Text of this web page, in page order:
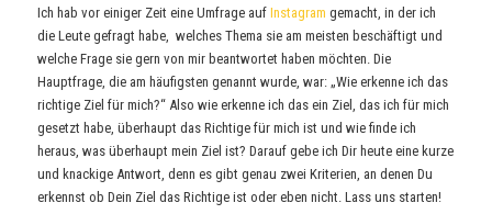
Ich hab vor einiger Zeit eine Umfrage aufInstagram gemacht, in der ich
die Leute gefragt habe, welches Thema sie am meisten beschäftigt und
welche Frage sie gern von mir beantwortet haben möchten. Die
Hauptfrage, die am häufigsten genannt wurde, war: „Wie erkenne ich das
richtige Ziel für mich?“ Also wie erkenne ich das ein Ziel, das ich für mich
gesetzt habe, überhaupt das Richtige für mich ist und wie finde ich
heraus, was überhaupt mein Ziel ist? Darauf gebe ich Dir heute eine kurze
und knackige Antwort, denn es gibt genau zwei Kriterien, an denen Du
erkennst ob Dein Ziel das Richtige ist oder eben nicht. Lass uns starten!